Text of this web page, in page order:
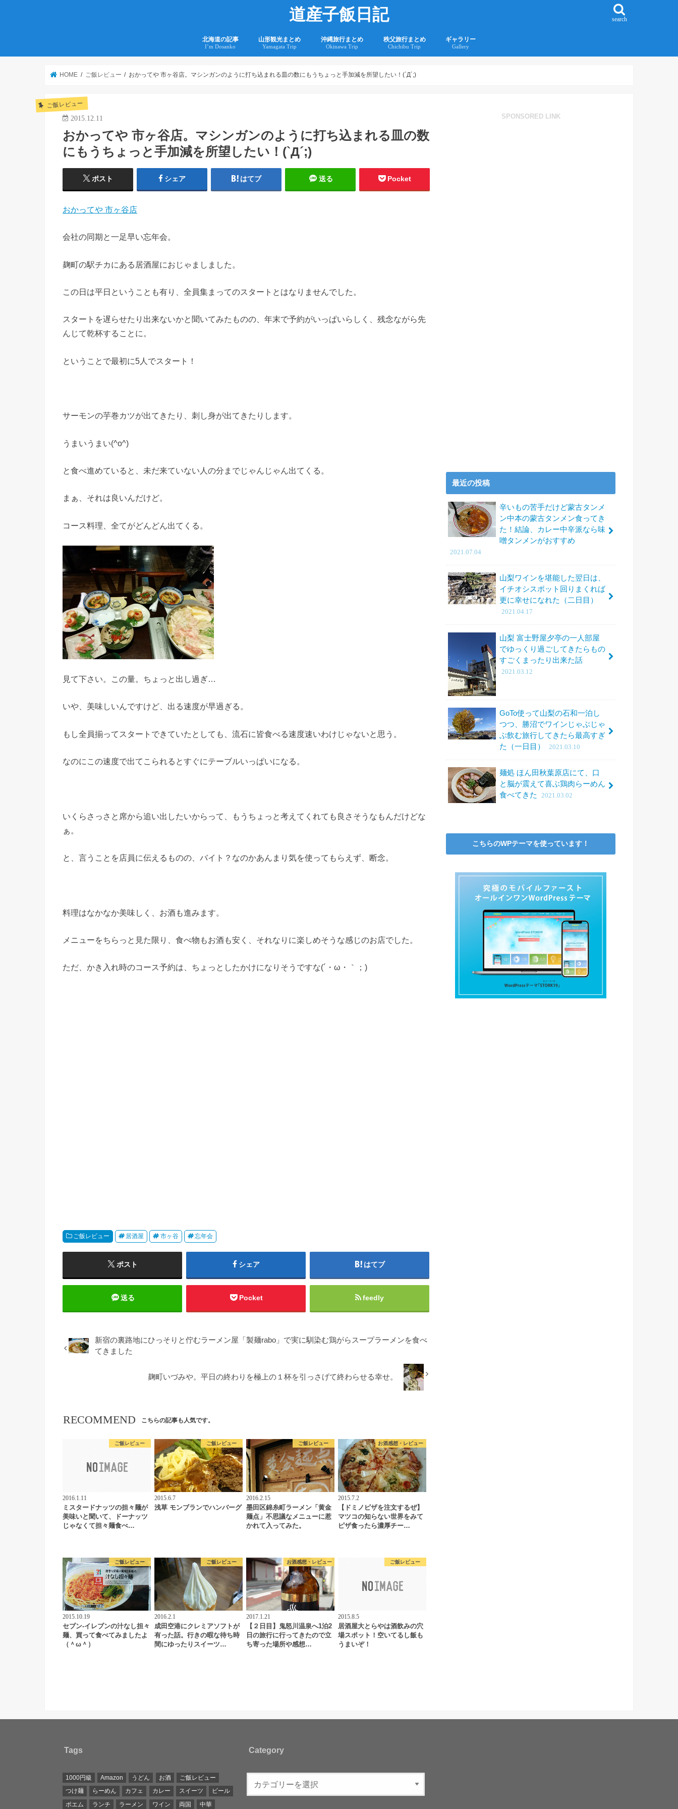
道産子飯日記 search
北海道の記事
I’m Dosanko
山形観光まとめ
Yamagata Trip
沖縄旅行まとめ
Okinawa Trip
秩父旅行まとめ
Chichibu Trip
ギャラリー
Gallery
HOME ご飯レビュー おかってや 市ヶ谷店。マシンガンのように打ち込まれる皿の数にもうちょっと手加減を所望したい！(`Д´;)ゞ
ご飯レビュー
2015.12.11
おかってや 市ヶ谷店。マシンガンのように打ち込まれる皿の数
にもうちょっと手加減を所望したい！(`Д´;)ゞ
ポスト シェア はてブ 送る Pocket
おかってや 市ヶ谷店
会社の同期と一足早い忘年会。
麹町の駅チカにある居酒屋におじゃましました。
この日は平日ということも有り、全員集まってのスタートとはなりませんでした。
スタートを遅らせたり出来ないかと聞いてみたものの、年末で予約がいっぱいらしく、残念ながら先
んじて乾杯することに。
ということで最初に5人でスタート！
サーモンの芋巻カツが出てきたり、刺し身が出てきたりします。
うまいうまい(^o^)
と食べ進めていると、未だ来ていない人の分までじゃんじゃん出てくる。
まぁ、それは良いんだけど。
コース料理、全てがどんどん出てくる。
見て下さい。この量。ちょっと出し過ぎ…
いや、美味しいんですけど、出る速度が早過ぎる。
もし全員揃ってスタートできていたとしても、流石に皆食べる速度速いわけじゃないと思う。
なのにこの速度で出てこられるとすぐにテーブルいっぱいになる。
いくらさっさと席から追い出したいからって、もうちょっと考えてくれても良さそうなもんだけどな
ぁ。
と、言うことを店員に伝えるものの、バイト？なのかあんまり気を使ってもらえず、断念。
料理はなかなか美味しく、お酒も進みます。
メニューをちらっと見た限り、食べ物もお酒も安く、それなりに楽しめそうな感じのお店でした。
ただ、かき入れ時のコース予約は、ちょっとしたかけになりそうですな(´・ω・｀；)
ご飯レビュー 居酒屋 市ヶ谷 忘年会
ポスト シェア はてブ
送る Pocket feedly
新宿の裏路地にひっそりと佇むラーメン屋「製麺rabo」で実に馴染む鶏がらスープラーメンを食べ
てきました
麹町いづみや。平日の終わりを極上の１杯を引っさげて終わらせる幸せ。
RECOMMEND こちらの記事も人気です。
ご飯レビュー
2016.1.11
ミスタードナッツの担々麺が
美味いと聞いて、ドーナッツ
じゃなくて担々麺食べ…
ご飯レビュー
2015.6.7
浅草 モンブランでハンバーグ
ご飯レビュー
2016.2.15
墨田区錦糸町ラーメン「黄金
麺点」不思議なメニューに惹
かれて入ってみた。
お酒感想・レビュー
2015.7.2
【ドミノピザを注文するぜ】
マツコの知らない世界をみて
ピザ食ったら濃厚チー…
ご飯レビュー
2015.10.19
セブン-イレブンの汁なし担々
麺、買って食べてみましたよ
（＾ω＾）
ご飯レビュー
2016.2.1
成田空港にクレミアソフトが
有った話。行きの暇な待ち時
間にゆったりスイーツ…
お酒感想・レビュー
2017.1.21
【２日目】鬼怒川温泉へ1泊2
日の旅行に行ってきたので立
ち寄った場所や感想…
ご飯レビュー
2015.8.5
居酒屋大とらやは酒飲みの穴
場スポット！空いてるし飯も
うまいぞ！
SPONSORED LINK
最近の投稿
辛いもの苦手だけど蒙古タンメ
ン中本の蒙古タンメン食ってき
た！結論、カレー中辛派なら味
噌タンメンがおすすめ
2021.07.04
山梨ワインを堪能した翌日は、
イチオシスポット回りまくれば
更に幸せになれた（二日目）
2021.04.17
山梨 富士野屋夕亭の一人部屋
でゆっくり過ごしてきたらもの
すごくまったり出来た話
2021.03.12
GoTo使って山梨の石和一泊し
つつ、勝沼でワインじゃぶじゃ
ぶ飲む旅行してきたら最高すぎ
た（一日目）
2021.03.10
麺処 ほん田秋葉原店にて、口
と脳が震えて喜ぶ鶏肉らーめん
食べてきた
2021.03.02
こちらのWPテーマを使っています！
Tags
1000円級 Amazon うどん お酒
ご飯レビュー
つけ麺
らーめん カフェ カレー スイーツ
ビール
ポエム
ランチ ラーメン ワイン 両国 中華
Category